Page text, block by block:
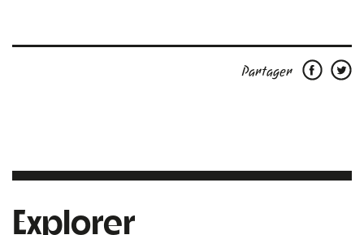
Partager
Explorer